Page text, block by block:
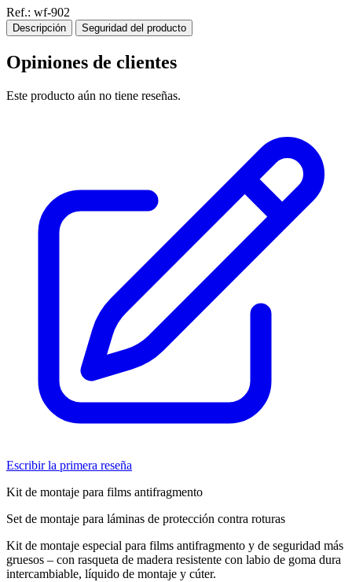
Ref.: wf-902
Descripción Seguridad del producto
Opiniones de clientes
Este producto aún no tiene reseñas.
Escribir la primera reseña
Kit de montaje para films antifragmento
Set de montaje para láminas de protección contra roturas
Kit de montaje especial para films antifragmento y de seguridad más
gruesos – con rasqueta de madera resistente con labio de goma dura
intercambiable, líquido de montaje y cúter.